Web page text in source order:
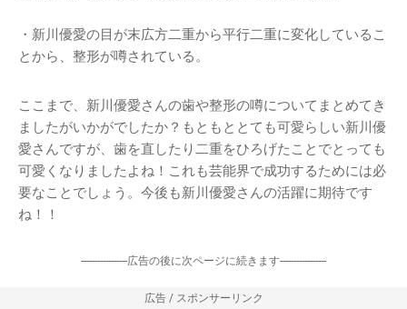
・新川優愛の目が末広方二重から平行二重に変化しているこ
とから、整形が噂されている。
ここまで、新川優愛さんの歯や整形の噂についてまとめてき
ましたがいかがでしたか？もともととても可愛らしい新川優
愛さんですが、歯を直したり二重をひろげたことでとっても
可愛くなりましたよね！これも芸能界で成功するためには必
要なことでしょう。今後も新川優愛さんの活躍に期待です
ね！！
-----------------広告の後に次ページに続きます-----------------
広告 / スポンサーリンク